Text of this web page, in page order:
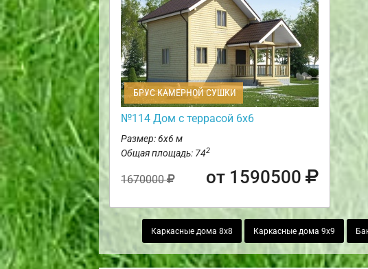
БРУС КАМЕРНОЙ СУШКИ
№114 Дом с террасой 6х6
Размер: 6х6 м
Общая площадь: 742
1670000 от 1590500
Каркасные дома 8х8 Каркасные дома 9х9